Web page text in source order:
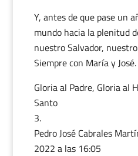
Y, antes de que pase un
mundo hacia la plenitud
nuestro Salvador,
Siempre con María y José.
Gloria al Padre, Gloria al
Santo
Pedro José Cabrales
2022 a las 16:05